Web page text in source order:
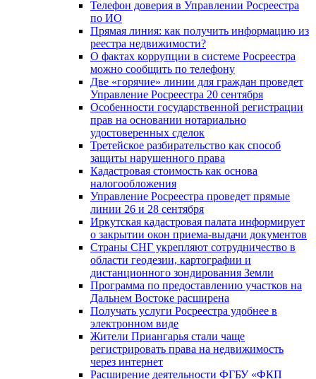
Телефон доверия в Управлении Росреестра
по ИО
Прямая линия: как получить информацию из
реестра недвижимости?
О фактах коррупции в системе Росреестра
можно сообщить по телефону
Две «горячие» линии для граждан проведет
Управление Росреестра 20 сентября
Особенности государственной регистрации
прав на основании нотариально
удостоверенных сделок
Третейское разбирательство как способ
защиты нарушенного права
Кадастровая стоимость как основа
налогообложения
Управление Росреестра проведет прямые
линии 26 и 28 сентября
Иркутская кадастровая палата информирует
о закрытии окон приема-выдачи документов
Страны СНГ укрепляют сотрудничество в
области геодезии, картографии и
дистанционного зондирования Земли
Программа по предоставлению участков на
Дальнем Востоке расширена
Получать услуги Росреестра удобнее в
электронном виде
Жители Приангарья стали чаще
регистрировать права на недвижимость
через интернет
Расширение деятельности ФГБУ «ФКП